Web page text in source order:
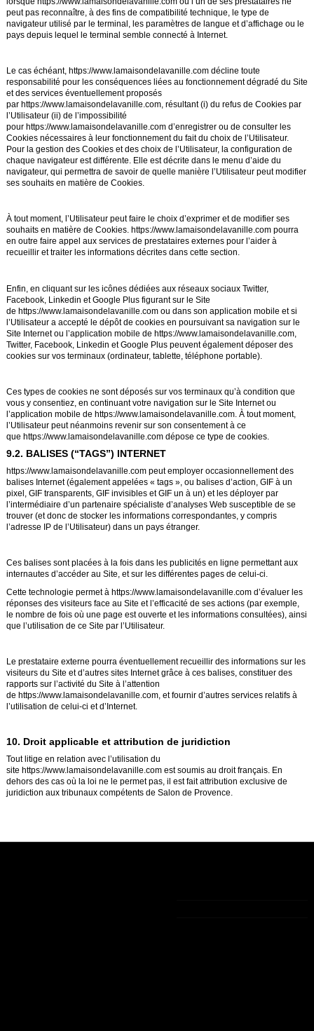
peut pas reconnaître, à des fins de compatibilité technique, le type de
navigateur utilisé par le terminal, les paramètres de langue et d’affichage ou le
pays depuis lequel le terminal semble connecté à Internet.
Le cas échéant, https://www.lamaisondelavanille.com décline toute
responsabilité pour les conséquences liées au fonctionnement dégradé du Site
et des services éventuellement proposés
par https://www.lamaisondelavanille.com, résultant (i) du refus de Cookies par
l’Utilisateur (ii) de l’impossibilité
pour https://www.lamaisondelavanille.com d’enregistrer ou de consulter les
Cookies nécessaires à leur fonctionnement du fait du choix de l’Utilisateur.
Pour la gestion des Cookies et des choix de l’Utilisateur, la configuration de
chaque navigateur est différente. Elle est décrite dans le menu d’aide du
navigateur, qui permettra de savoir de quelle manière l’Utilisateur peut modifier
ses souhaits en matière de Cookies.
À tout moment, l’Utilisateur peut faire le choix d’exprimer et de modifier ses
souhaits en matière de Cookies. https://www.lamaisondelavanille.com pourra
en outre faire appel aux services de prestataires externes pour l’aider à
recueillir et traiter les informations décrites dans cette section.
Enfin, en cliquant sur les icônes dédiées aux réseaux sociaux Twitter,
Facebook, Linkedin et Google Plus figurant sur le Site
de https://www.lamaisondelavanille.com ou dans son application mobile et si
l’Utilisateur a accepté le dépôt de cookies en poursuivant sa navigation sur le
Site Internet ou l’application mobile de https://www.lamaisondelavanille.com
Twitter, Facebook, Linkedin et Google Plus peuvent également déposer des
cookies sur vos terminaux (ordinateur, tablette, téléphone portable).
Ces types de cookies ne sont déposés sur vos terminaux qu’à condition que
vous y consentiez, en continuant votre navigation sur le Site Internet ou
l’application mobile de https://www.lamaisondelavanille.com . À tout moment,
l’Utilisateur peut néanmoins revenir sur son consentement à ce
que https://www.lamaisondelavanille.com dépose ce type de cookies.
9.2. BALISES (“TAGS”) INTERNET
https://www.lamaisondelavanille.com peut employer occasionnellement des
balises Internet (également appelées « tags », ou balises d’action, GIF à un
pixel, GIF transparents, GIF invisibles et GIF un à un) et les déployer par
l’intermédiaire d’un partenaire spécialiste d’analyses Web susceptible de se
trouver (et donc de stocker les informations correspondantes, y compris
l’adresse IP de l’Utilisateur) dans un pays étranger.
Ces balises sont placées à la fois dans les publicités en ligne permettant aux
internautes d’accéder au Site, et sur les différentes pages de celui-ci.
Cette technologie permet à https://www.lamaisondelavanille.com d’évaluer les
réponses des visiteurs face au Site et l’efficacité de ses actions (par exemple,
le nombre de fois où une page est ouverte et les informations consultées), ainsi
que l’utilisation de ce Site par l’Utilisateur.
Le prestataire externe pourra éventuellement recueillir des informations sur les
visiteurs du Site et d’autres sites Internet grâce à ces balises, constituer des
rapports sur l’activité du Site à l’attention
de https://www.lamaisondelavanille.com, et fournir d’autres services relatifs à
l’utilisation de celui-ci et d’Internet.
10. Droit applicable et attribution de juridiction
Tout litige en relation avec l’utilisation du
site https://www.lamaisondelavanille.com est soumis au droit français. En
dehors des cas où la loi ne le permet pas, il est fait attribution exclusive de
juridiction aux tribunaux compétents de Salon de Provence.